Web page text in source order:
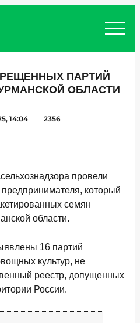
ПАРТИЙ
ОБЛАСТИ
14:04 2356
провели
который
семян
области.
16 партий
культур, не
реестр, допущенных
России.